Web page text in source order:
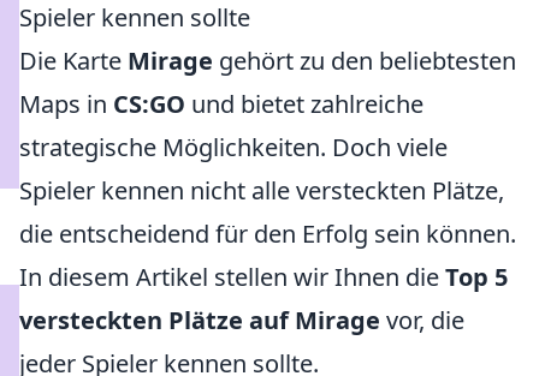
Spieler kennen sollte
Die Karte Mirage gehört zu den beliebtesten
Maps in CS:GO und bietet zahlreiche
strategische Möglichkeiten. Doch viele
Spieler kennen nicht alle versteckten Plätze,
die entscheidend für den Erfolg sein können.
In diesem Artikel stellen wir Ihnen dieTop 5
versteckten Plätze auf Mirage vor, die
jeder Spieler kennen sollte.